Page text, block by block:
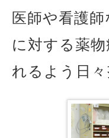
医師や看護
に対する薬
れるよう日々